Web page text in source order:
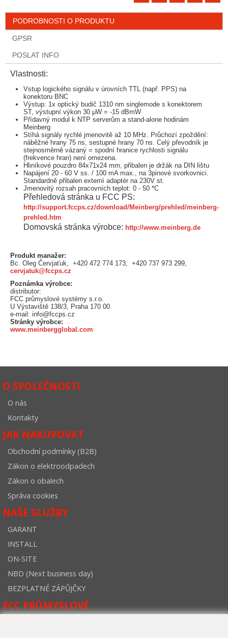
PODROBNOSTI O PRODUKTU
GPSR
POSLAT INFO
Vlastnosti:
Vstup logického signálu v úrovních TTL (např. PPS) na
konektoru BNC
Výstup: 1x optický budič 1310 nm singlemode s konektorem
ST, výstupní výkon 30 μW = -15 dBmW
Přídavný modul k NTP serverům a stand-alone hodinám
Meinberg
Stíhá signály rychlé jmenovitě až 10 MHz. Průchozí zpoždění:
náběžné hrany 75 ns, sestupné hrany 70 ns. Celý převodník je
stejnosměrně vázaný = spodní hranice rychlosti signálu
(frekvence hran) není omezena.
Hliníkové pouzdro 84x71x24 mm, přibalen je držák na DIN lištu
Napájení 20 - 60 V ss. / 100 mA max., na 3pinové svorkovnici.
Standardně přibalen externí adaptér na 230V st.
Jmenovitý rozsah pracovních teplot: 0 - 50 *C
Přehledová stránka u FCC PS:
http://support.fccps.cz/download/Meinberg/prehled/meinberg-
prehled.htm
Domovská stránka výrobce: http://www.meinberg.de
Produkt manažer:
Bc. Oleg Červjaťuk, +420 472 774 173, +420 737 973 299,
cervjatuk@fccps.cz
Poznámka výrobce:
distributor:
FCC průmyslové systémy s.r.o.
U Výstaviště 138/3, Praha 170 00
e-mail: info@fccps.cz
Stránky výrobce:
www.meinbergglobal.com
O SPOLEČNOSTI
O nás
Kontakty
JAK NAKUPOVAT
Obchodní podmínky (B2B)
Zákon o elektroodpadech
Zákon o obalech
Správa cookies
NAŠE SLUŽBY
GARANT
INSTALL
ON-SITE
NBD (Next business day)
BEZPLATNÉ ZÁPŮJČKY
FCC PRŮMYSLOVÉ